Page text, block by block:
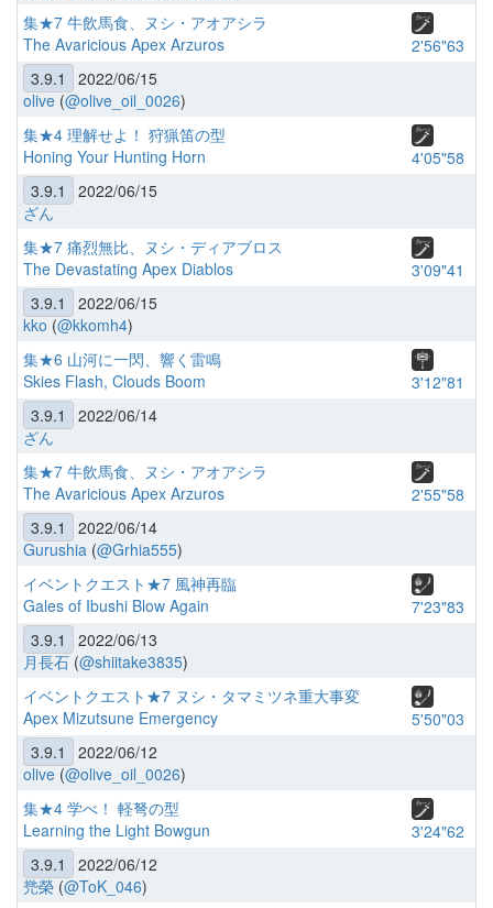
集★7 牛飲馬食、ヌシ・アオアシラ
The Avaricious Apex Arzuros
2'56"63
3.9.1
2022/06/15
olive (@olive_oil_0026)
集★4 理解せよ！ 狩猟笛の型
Honing Your Hunting Horn
4'05"58
3.9.1
2022/06/15
ざん
集★7 痛烈無比、ヌシ・ディアブロス
The Devastating Apex Diablos
3'09"41
3.9.1
2022/06/15
kko (@kkomh4)
集★6 山河に一閃、響く雷鳴
Skies Flash, Clouds Boom
3'12"81
3.9.1
2022/06/14
ざん
集★7 牛飲馬食、ヌシ・アオアシラ
The Avaricious Apex Arzuros
2'55"58
3.9.1
2022/06/14
Gurushia (@Grhia555)
イベントクエスト★7 風神再臨
Gales of Ibushi Blow Again
7'23"83
3.9.1
2022/06/13
月長石 (@shiitake3835)
イベントクエスト★7 ヌシ・タマミツネ重大事変
Apex Mizutsune Emergency
5'50"03
3.9.1
2022/06/12
olive (@olive_oil_0026)
集★4 学べ！ 軽弩の型
Learning the Light Bowgun
3'24"62
3.9.1
2022/06/12
兠榮 (@ToK_046)